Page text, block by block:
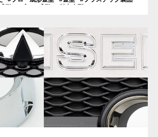
形 #ブロー成形 #射出金型